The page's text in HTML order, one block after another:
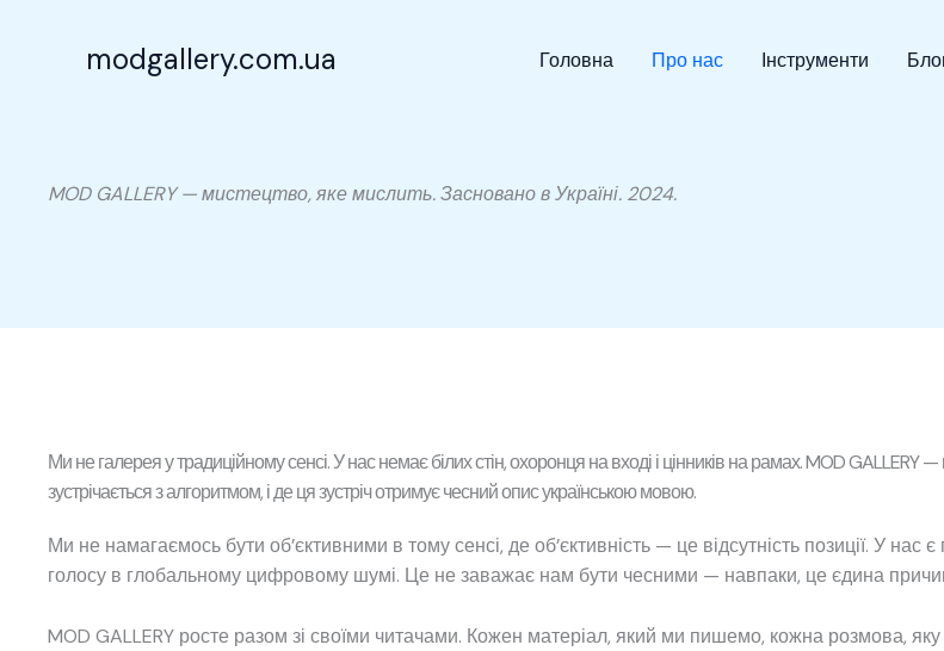
modgallery.com.ua Головна Про нас Інструменти
MOD GALLERY — мистецтво, яке мислить.Засновано в Україні. 2024.
Ми не галерея у традиційному сенсі. У нас немає білих стін, охоронця на вході і цінників на рамах. MOD GALLERY
зустрічається з алгоритмом, і де ця зустріч отримує чесний опис українською мовою.
Ми не намагаємось бути об’єктивними в тому сенсі, де об’єктивність — це відсутність позиції. У нас
голосу в глобальному цифровому шумі. Це не заважає нам бути чесними — навпаки, це єдина
MOD GALLERY росте разом зі своїми читачами. Кожен матеріал, який ми пишемо, кожна розмова,